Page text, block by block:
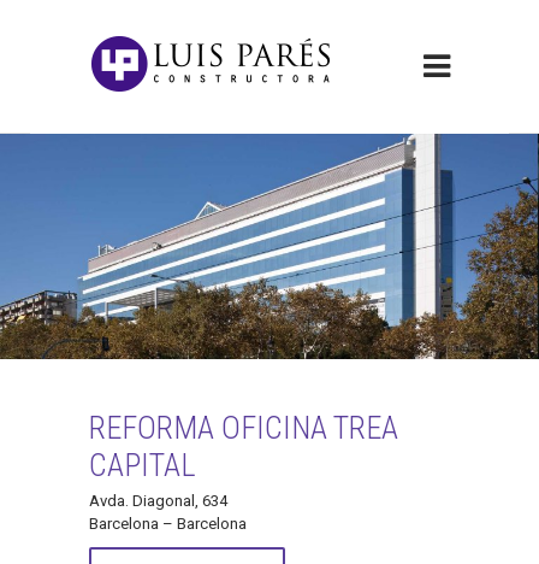
REFORMA OFICINA TREA
CAPITAL
Avda. Diagonal, 634
Barcelona – Barcelona